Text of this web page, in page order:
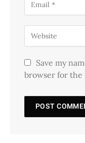
Save my
browser for the